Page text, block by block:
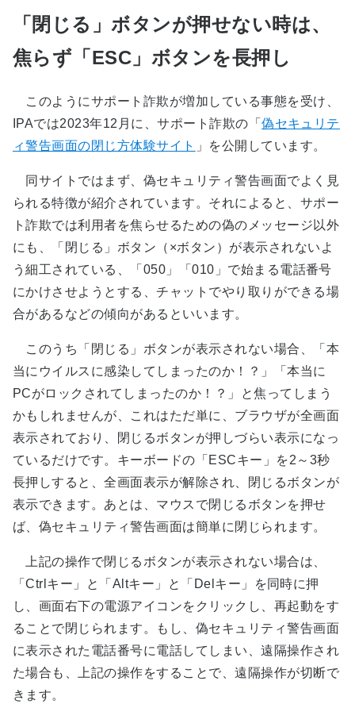
「閉じる」ボタンが押せない時は、
焦らず「ESC」ボタンを長押し
このようにサポート詐欺が増加している事態を受け、
IPAでは2023年12月に、サポート詐欺の「偽セキュリテ
ィ警告画面の閉じ方体験サイト
」を公開しています。
同サイトではまず、偽セキュリティ警告画面でよく見
られる特徴が紹介されています。それによると、サポー
ト詐欺では利用者を焦らせるための偽のメッセージ以外
にも、「閉じる」ボタン（×ボタン）が表示されないよ
う細工されている、「050」「010」で始まる電話番号
にかけさせようとする、チャットでやり取りができる場
合があるなどの傾向があるといいます。
このうち「閉じる」ボタンが表示されない場合、「本
当にウイルスに感染してしまったのか！？」「本当に
PCがロックされてしまったのか！？」と焦ってしまう
かもしれませんが、これはただ単に、ブラウザが全画面
表示されており、閉じるボタンが押しづらい表示になっ
ているだけです。キーボードの「ESCキー」を2～3秒
長押しすると、全画面表示が解除され、閉じるボタンが
表示できます。あとは、マウスで閉じるボタンを押せ
ば、偽セキュリティ警告画面は簡単に閉じられます。
上記の操作で閉じるボタンが表示されない場合は、
「Ctrlキー」と「Altキー」と「Delキー」を同時に押
し、画面右下の電源アイコンをクリックし、再起動をす
ることで閉じられます。もし、偽セキュリティ警告画面
に表示された電話番号に電話してしまい、遠隔操作され
た場合も、上記の操作をすることで、遠隔操作が切断で
きます。